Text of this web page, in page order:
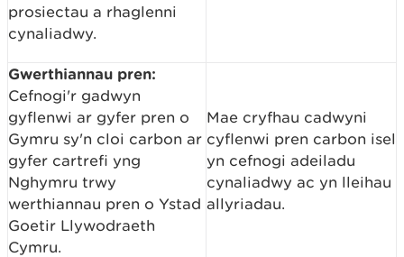
prosiectau a rhaglenni
cynaliadwy.
Gwerthiannau pren:
Cefnogi'r gadwyn
gyflenwi ar gyfer pren o
Gymru sy'n cloi carbon ar
gyfer cartrefi yng
Nghymru trwy
werthiannau pren o Ystad
Goetir Llywodraeth
Cymru.
Mae cryfhau cadwyni
cyflenwi pren carbon isel
yn cefnogi adeiladu
cynaliadwy ac yn lleihau
allyriadau.